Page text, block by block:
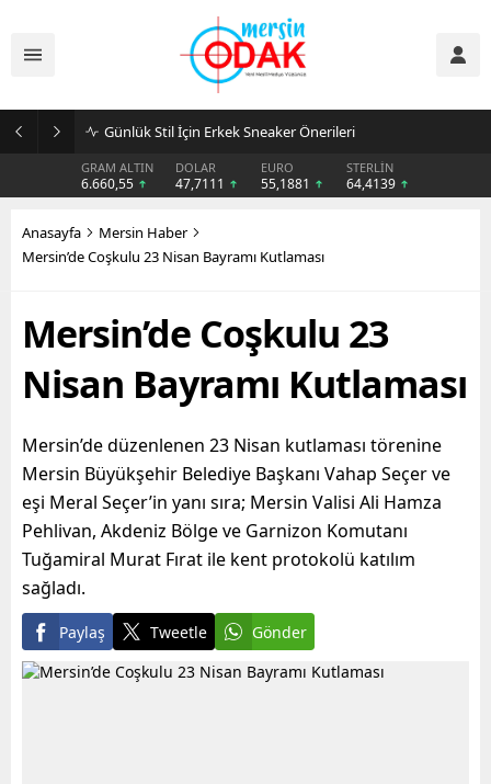
Günlük Stil İçin Erkek Sneaker Önerileri
GRAM ALTIN
6.660,55
DOLAR
47,7111
EURO
55,1881
STERLİN
64,4139
Anasayfa
Mersin Haber
Mersin’de Coşkulu 23 Nisan Bayramı Kutlaması
Mersin’de Coşkulu 23
Nisan Bayramı Kutlaması
Mersin’de düzenlenen 23 Nisan kutlaması törenine
Mersin Büyükşehir Belediye Başkanı Vahap Seçer ve
eşi Meral Seçer’in yanı sıra; Mersin Valisi Ali Hamza
Pehlivan, Akdeniz Bölge ve Garnizon Komutanı
Tuğamiral Murat Fırat ile kent protokolü katılım
sağladı.
Paylaş Tweetle Gönder